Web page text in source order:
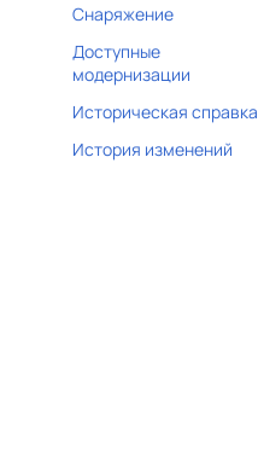
Снаряжение
Доступные
модернизации
Историческая справка
История изменений